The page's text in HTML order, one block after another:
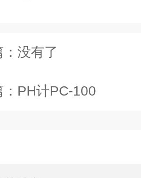
：没有了
PH计PC-100